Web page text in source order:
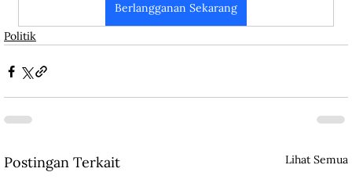
Berlangganan Sekarang
Politik
Postingan Terkait Lihat Semua